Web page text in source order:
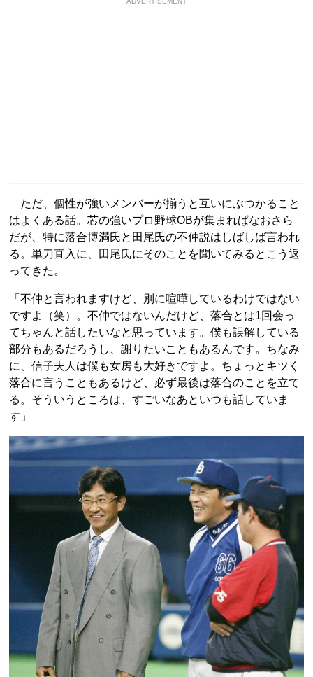
ただ、個性が強いメンバーが揃うと互いにぶつかること
はよくある話。芯の強いプロ野球OBが集まればなおさら
だが、特に落合博満氏と田尾氏の不仲説はしばしば言われ
る。単刀直入に、田尾氏にそのことを聞いてみるとこう返
ってきた。
「不仲と言われますけど、別に喧嘩しているわけではない
ですよ（笑）。不仲ではないんだけど、落合とは1回会っ
てちゃんと話したいなと思っています。僕も誤解している
部分もあるだろうし、謝りたいこともあるんです。ちなみ
に、信子夫人は僕も女房も大好きですよ。ちょっとキツく
落合に言うこともあるけど、必ず最後は落合のことを立て
る。そういうところは、すごいなあといつも話していま
す」